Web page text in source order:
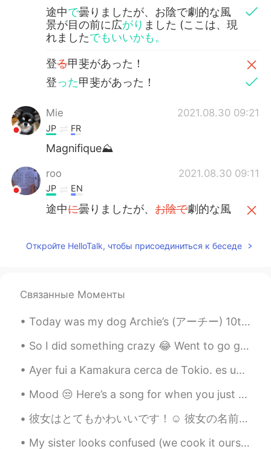
途中で曇りましたが、お陰で劇的な風
景が目の前に広がり ました (ここは、現
れましたでもいいかも。
登る甲斐があった！
登った甲斐があった！
Mie 2021.08.30 09:21
JP FR
Magnifique⛰
roo 2021.08.30 09:11
JP EN
途中に曇りましたが、お陰で劇的な風
途中曇りましたが、劇的な風景が目の
Откройте HelloTalk, чтобы присоединиться к беседе
Связанные Моменты
Today was my dog Archie’s (アーチー) 10th birthday. 🎁🥳 My niece came to my house and we ate cupcakes ...
So I did something crazy 😂 Went to go get my hair done.. went in blonde came out with rose gold ...
Ayer fui a Kamakura cerca de Tokio. es un lugar muy hermoso y tranquilo. Tiene muchos templos y...
Mood 😒 Here’s a song for when you just hate everything 😂👀 ** You can read the lyrics! It can be...
彼女はとてもかわいいです！☺ 彼女の名前はブレサで、彼女は実際には15歳です! She's so cute! ☺ Her name is Bresa, and she's actually 1...
My sister looks confused (we cook it ourselves sis!)and my son is waiting patiently for his bulgo...